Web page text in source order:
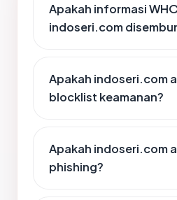
Apakah informasi
indoseri.com
Apakah indoseri.com
blocklist keamanan?
Apakah indoseri.com
phishing?